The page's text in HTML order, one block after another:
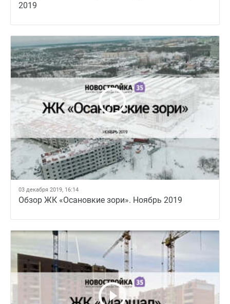
2019
03 декабря 2019, 16:14
Обзор ЖК «Осановкие зори». Ноябрь 2019